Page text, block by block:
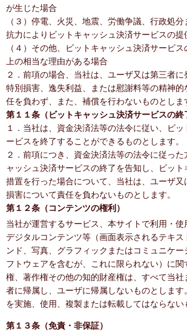
が生じた場合
（３）停電、火災、地震、労働争議、行政処
抗力によりビットキャッシュ決済サービスの提
（４）その他、ビットキャッシュ決済サービ
上の相当な理由がある場合
２．前項の場合、当社は、ユーザ又は第三者に
特別損害、逸失利益、または慰謝料等の精神
任を負わず、また、補償を行わないものとしま
第１１条（ビットキャッシュ決済サービスの終
１．当社は、資金決済法等の法令に従い、ビ
ービスを終了することができるものとします。
２．前項につき、資金決済法等の法令に従っ
ャッシュ決済サービスの終了を告知し、ビッ
措置を行った場合について、当社は、ユーザ又
損害について責任を負わないものとします。
第１２条（コンテンツの権利）
当社が運営するサービス、本サイトで利用・使
デジタルコンテンツ等（画面表示されるテキス
ンド、写真、グラフィックまたはコミュニケー
フトウェアを含むが、これに限られない）に
権、著作権その他の知的財産権は、すべて当社
者に帰属し、ユーザに帰属しないものとします
を実施、使用、複製または転載してはならない
第１３条（免責・非保証）